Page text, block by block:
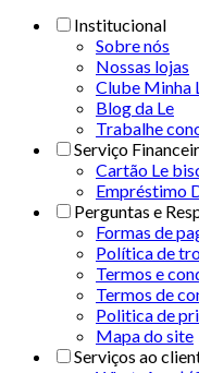
Institucional
Sobre nós
Nossas lojas
Clube Minha
Blog da Le
Trabalhe
Serviço
Cartão Le
Empréstimo
Perguntas e
Formas de
Política de
Termos e
Termos de
Politica de
Mapa do site
Serviços ao